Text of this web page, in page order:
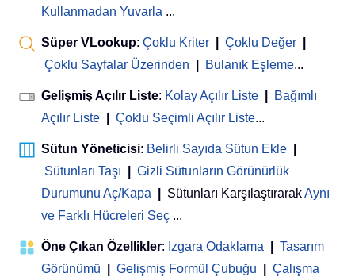
Kullanmadan Yuvarla ...
Süper VLookup: Çoklu Kriter Çoklu Değer
Çoklu Sayfalar Üzerinden
Bulanık Eşleme...
Gelişmiş Açılır Liste: Kolay Açılır Liste
Bağımlı
Açılır Liste
Çoklu Seçimli Açılır Liste...
Sütun Yöneticisi: Belirli Sayıda Sütun Ekle
Sütunları Taşı
Gizli Sütunların Görünürlük
Durumunu Aç/Kapa
Sütunları KarşılaştırarakAynı
ve Farklı Hücreleri Seç ...
Öne Çıkan Özellikler: Izgara Odaklama
Tasarım
Görünümü
Gelişmiş Formül Çubuğu
Çalışma